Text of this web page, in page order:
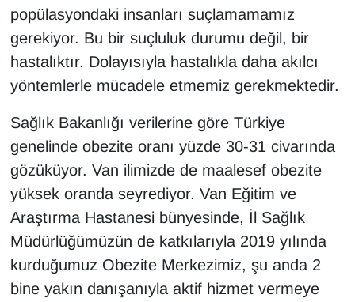
popülasyondaki insanları suçlamamamız
gerekiyor. Bu bir suçluluk durumu değil, bir
hastalıktır. Dolayısıyla hastalıkla daha akılcı
yöntemlerle mücadele etmemiz gerekmektedir.
Sağlık Bakanlığı verilerine göre Türkiye
genelinde obezite oranı yüzde 30-31 civarında
gözüküyor. Van ilimizde de maalesef obezite
yüksek oranda seyrediyor. Van Eğitim ve
Araştırma Hastanesi bünyesinde, İl Sağlık
Müdürlüğümüzün de katkılarıyla 2019 yılında
kurduğumuz Obezite Merkezimiz, şu anda 2
bine yakın danışanıyla aktif hizmet vermeye